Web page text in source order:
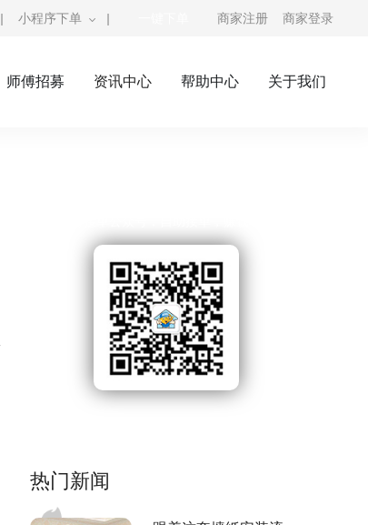
| 小程序下单 | 商家注册 商家登录
师傅招募 资讯中心 帮助中心 关于我们
热门新闻